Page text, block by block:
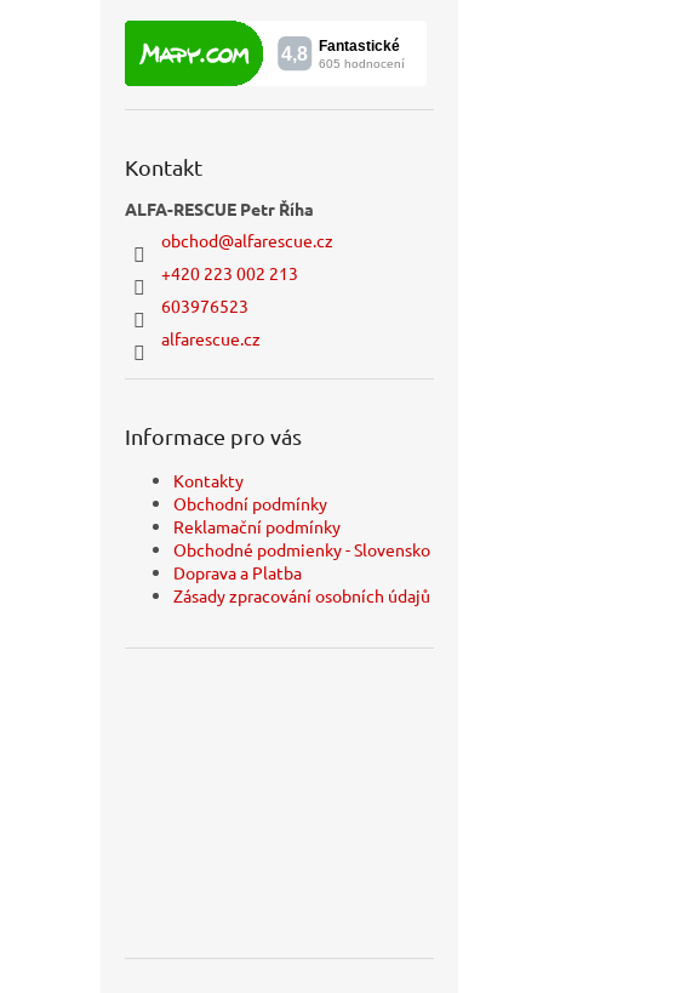
Kontakt
ALFA-RESCUE Petr Říha
obchod@alfarescue.cz
+420 223 002 213
603976523
alfarescue.cz
Informace pro vás
Kontakty
Obchodní podmínky
Reklamační podmínky
Obchodné podmienky - Slovensko
Doprava a Platba
Zásady zpracování osobních údajů